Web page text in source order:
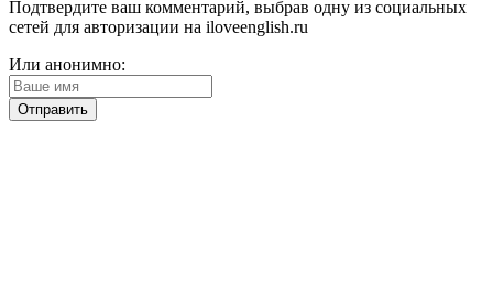
Подтвердите ваш комментарий, выбрав одну из социальных
сетей для авторизации на iloveenglish.ru
Или анонимно: